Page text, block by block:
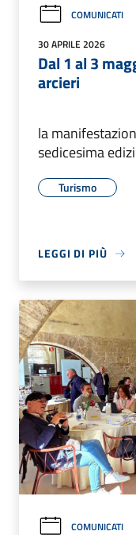
COMUNICATI
30 APRILE 2026
Dal 1 al 3
arcieri
la
sedicesima
Turismo
LEGGI DI PIÙ
COMUNICATI